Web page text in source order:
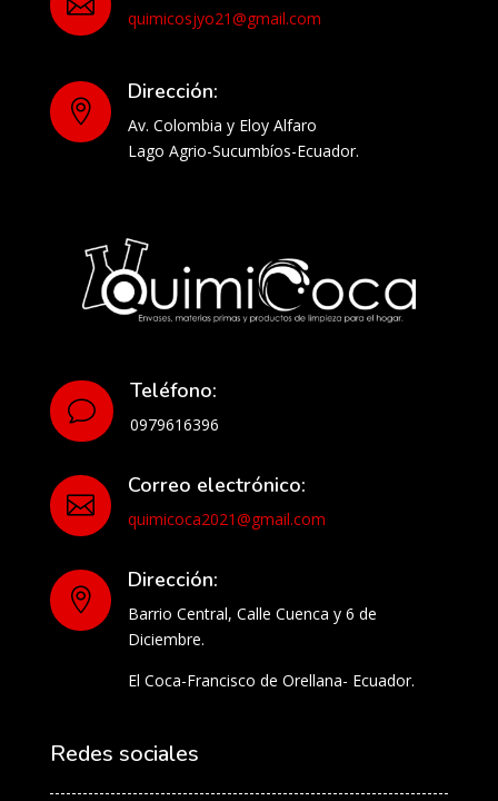
quimicosjyo21@gmail.com

Dirección:
Av. Colombia y Eloy Alfaro
Lago Agrio-Sucumbíos-Ecuador.
v
Teléfono:
0979616396

Correo electrónico:
quimicoca2021@gmail.com

Dirección:
Barrio Central, Calle Cuenca y 6 de
Diciembre.
El Coca-Francisco de Orellana- Ecuador.
Redes sociales